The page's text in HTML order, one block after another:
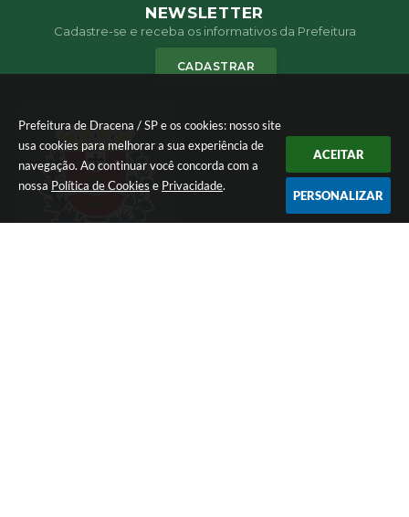
Prefeitura de Dracena / SP e os cookies: nosso site
usa cookies para melhorar a sua experiência de
navegação. Ao continuar você concorda com a
nossa Política de Cookies e Privacidade.
ACEITAR
PERSONALIZAR
NEWSLETTER
Cadastre-se e receba os informativos da Prefeitura
CADASTRAR